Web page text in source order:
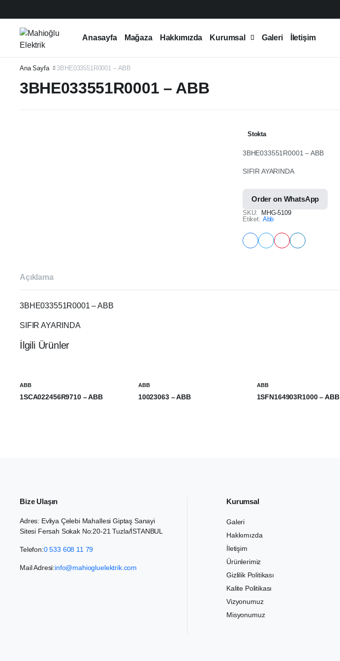
Anasayfa Mağaza Hakkımızda Kurumsal Galeri İletişim
Ana Sayfa 3BHE033551R0001 – ABB
3BHE033551R0001 – ABB
Stokta
3BHE033551R0001 – ABB
SIFIR AYARINDA
Order on WhatsApp
SKU:
MHG-5109
Etiket: Abb
Açıklama
3BHE033551R0001 – ABB
SIFIR AYARINDA
İlgili Ürünler
ABB
1SCA022456R9710 – ABB
ABB
10023063 – ABB
ABB
1SFN164903R1000 – ABB
Bize Ulaşın
Adres: Evliya Çelebi Mahallesi Giptaş Sanayi
Sitesi Fersah Sokak No:20-21 Tuzla/İSTANBUL
Telefon:0 533 608 11 79
Mail Adresi:info@mahiogluelektrik.com
Kurumsal
Galeri
Hakkımızda
İletişim
Ürünlerimiz
Gizlilik Politikası
Kalite Politikası
Vizyonumuz
Misyonumuz